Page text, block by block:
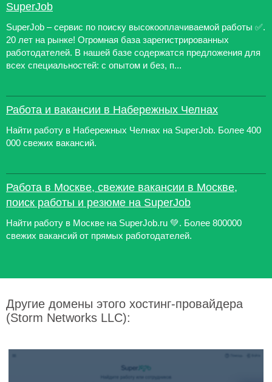
SuperJob
SuperJob – сервис по поиску высокооплачиваемой работы ✅.
20 лет на рынке! Огромная база зарегистрированных
работодателей. В нашей базе содержатся предложения для
всех специальностей: с опытом и без, п...
Работа и вакансии в Набережных Челнах
Найти работу в Набережных Челнах на SuperJob. Более 400
000 свежих вакансий.
Работа в Москве, свежие вакансии в Москве,
поиск работы и резюме на SuperJob
Найти работу в Москве на SuperJob.ru 💚. Более 800000
свежих вакансий от прямых работодателей.
Другие домены этого хостинг-провайдера
(Storm Networks LLC):